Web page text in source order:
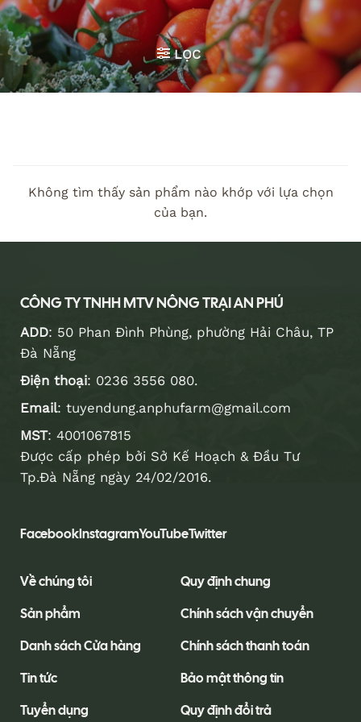
LỌC
Không tìm thấy sản phẩm nào khớp với lựa chọn
của bạn.
CÔNG TY TNHH MTV NÔNG TRẠI AN PHÚ
ADD: 50 Phan Đình Phùng, phường Hải Châu, TP
Đà Nẵng
Điện thoại: 0236 3556 080.
Email: tuyendung.anphufarm@gmail.com
MST: 4001067815
Được cấp phép bởi Sở Kế Hoạch & Đầu Tư
Tp.Đà Nẵng ngày 24/02/2016.
FacebookInstagramYouTubeTwitter
Về chúng tôi
Sản phẩm
Danh sách Cửa hàng
Tin tức
Tuyển dụng
Quy định chung
Chính sách vận chuyển
Chính sách thanh toán
Bảo mật thông tin
Quy định đổi trả